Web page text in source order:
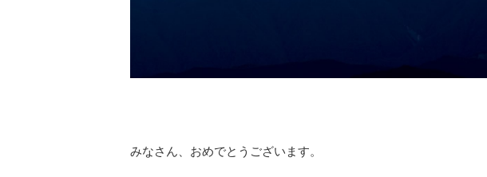
みなさん、おめでとうございます。